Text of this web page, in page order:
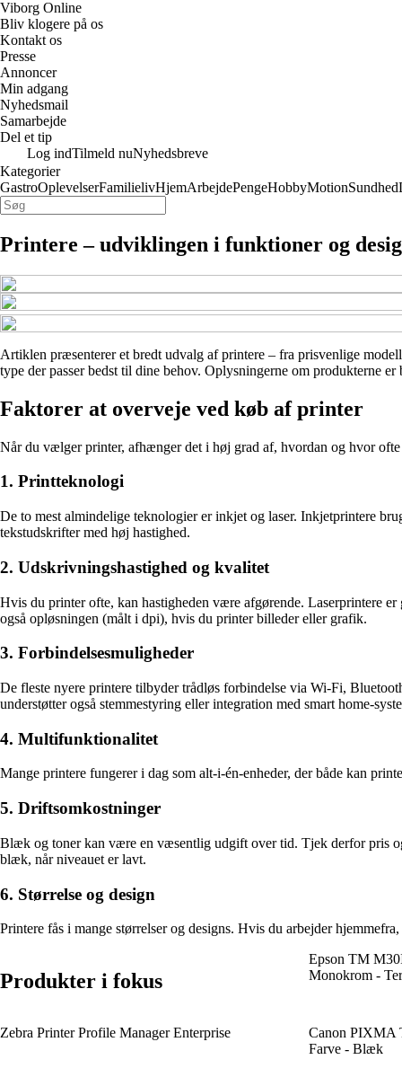
Viborg Online
Bliv klogere på os
Kontakt os
Presse
Annoncer
Min adgang
Nyhedsmail
Samarbejde
Del et tip
Log indTilmeld nuNyhedsbreve
Kategorier
GastroOplevelserFamilielivHjemArbejdePengeHobbyMotionSundhed
Printere – udviklingen i funktioner og
Artiklen præsenterer et bredt udvalg af printere – fra prisvenlige
type der passer bedst til dine behov. Oplysningerne om produkterne
Faktorer at overveje ved køb af printer
Når du vælger printer, afhænger det i høj grad af, hvordan og hvor
1. Printteknologi
De to mest almindelige teknologier er inkjet og laser. Inkjetprintere
tekstudskrifter med høj hastighed.
2. Udskrivningshastighed og kvalitet
Hvis du printer ofte, kan hastigheden være afgørende. Laserprintere
også opløsningen (målt i dpi), hvis du printer billeder eller grafik.
3. Forbindelsesmuligheder
De fleste nyere printere tilbyder trådløs forbindelse via Wi-Fi,
understøtter også stemmestyring eller integration med smart home-
4. Multifunktionalitet
Mange printere fungerer i dag som alt-i-én-enheder, der både kan
5. Driftsomkostninger
Blæk og toner kan være en væsentlig udgift over tid. Tjek derfor pris
blæk, når niveauet er lavt.
6. Størrelse og design
Printere fås i mange størrelser og designs. Hvis du arbejder
Produkter i fokus
Epson TM
Monokrom -
Zebra Printer Profile Manager Enterprise
Canon PIXMA
Farve - Blæk